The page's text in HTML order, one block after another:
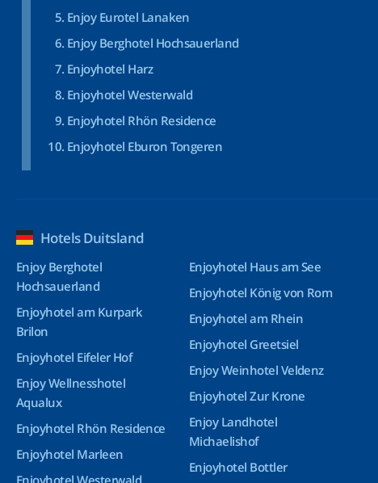
Enjoy Eurotel Lanaken
Enjoy Berghotel Hochsauerland
Enjoyhotel Harz
Enjoyhotel Westerwald
Enjoyhotel Rhön Residence
Enjoyhotel Eburon Tongeren
Hotels Duitsland
Enjoy Berghotel
Hochsauerland
Enjoyhotel am Kurpark
Brilon
Enjoyhotel Eifeler Hof
Enjoy Wellnesshotel
Aqualux
Enjoyhotel Rhön Residence
Enjoyhotel Marleen
Enjoyhotel Westerwald
Enjoyhotel Haus am See
Enjoyhotel König von Rom
Enjoyhotel am Rhein
Enjoyhotel Greetsiel
Enjoy Weinhotel Veldenz
Enjoyhotel Zur Krone
Enjoy Landhotel
Michaelishof
Enjoyhotel Bottler